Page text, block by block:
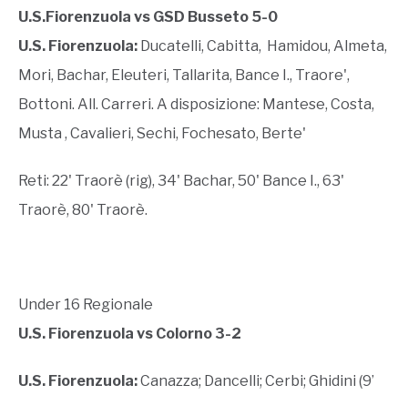
U.S.Fiorenzuola vs GSD Busseto 5-0
U.S. Fiorenzuola: Ducatelli, Cabitta, Hamidou, Almeta,
Mori, Bachar, Eleuteri, Tallarita, Bance I., Traore',
Bottoni. All. Carreri. A disposizione: Mantese, Costa,
Musta , Cavalieri, Sechi, Fochesato, Berte'
Reti: 22' Traorè (rig), 34' Bachar, 50' Bance I., 63'
Traorè, 80' Traorè.
Under 16 Regionale
U.S. Fiorenzuola vs Colorno 3-2
U.S. Fiorenzuola:Canazza; Dancelli; Cerbi; Ghidini (9’